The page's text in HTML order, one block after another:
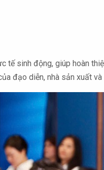
sinh động, giúp hoàn
đạo diễn, nhà sản xuất và